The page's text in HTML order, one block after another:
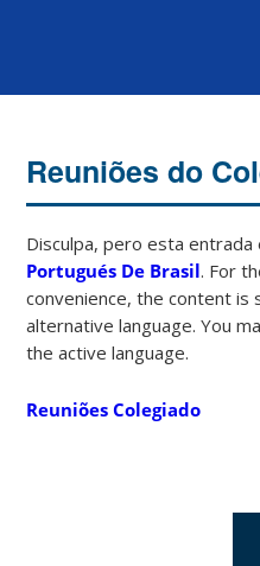
Reuniões do
Disculpa, pero esta
Portugués De Brasil. For
convenience, the content is
alternative language. You
the active language.
Reuniões Colegiado